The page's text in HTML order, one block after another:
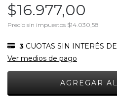
$16.977,00
Precio sin impuestos $14.030,58
3 CUOTAS SIN INTERÉS DE
Ver medios de pago